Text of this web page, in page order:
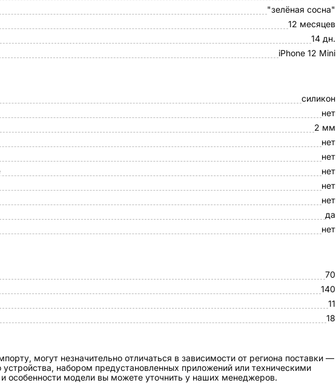
"зелёная сосна"
12 месяцев
14 дн.
iPhone 12 Mini
силикон
нет
2 мм
нет
нет
нет
нет
нет
да
нет
70
140
11
18
могут незначительно отличаться в зависимости от региона поставки —
набором предустановленных приложений или техническими
особенности модели вы можете уточнить у наших менеджеров.